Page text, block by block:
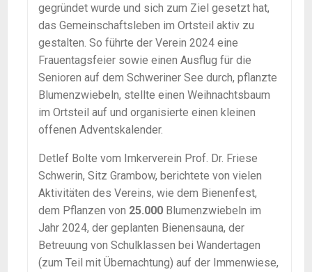
gegründet wurde und sich zum Ziel gesetzt hat,
das Gemeinschaftsleben im Ortsteil aktiv zu
gestalten. So führte der Verein 2024 eine
Frauentagsfeier sowie einen Ausflug für die
Senioren auf dem Schweriner See durch, pflanzte
Blumenzwiebeln, stellte einen Weihnachtsbaum
im Ortsteil auf und organisierte einen kleinen
offenen Adventskalender.
Detlef Bolte vom Imkerverein Prof. Dr. Friese
Schwerin, Sitz Grambow, berichtete von vielen
Aktivitäten des Vereins, wie dem Bienenfest,
dem Pflanzen von 25.000 Blumenzwiebeln im
Jahr 2024, der geplanten Bienensauna, der
Betreuung von Schulklassen bei Wandertagen
(zum Teil mit Übernachtung) auf der Immenwiese,